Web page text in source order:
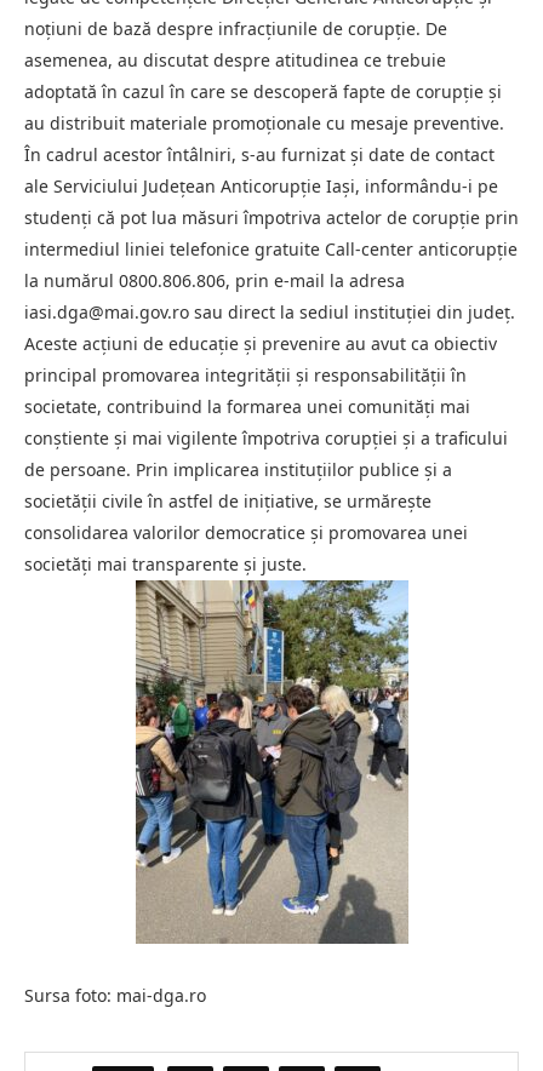
noțiuni de bază despre infracțiunile de corupție. De
asemenea, au discutat despre atitudinea ce trebuie
adoptată în cazul în care se descoperă fapte de corupție și
au distribuit materiale promoționale cu mesaje preventive.
În cadrul acestor întâlniri, s-au furnizat și date de contact
ale Serviciului Județean Anticorupție Iași, informându-i pe
studenți că pot lua măsuri împotriva actelor de corupție prin
intermediul liniei telefonice gratuite Call-center anticorupție
la numărul 0800.806.806, prin e-mail la adresa
iasi.dga@mai.gov.ro sau direct la sediul instituției din județ.
Aceste acțiuni de educație și prevenire au avut ca obiectiv
principal promovarea integrității și responsabilității în
societate, contribuind la formarea unei comunități mai
conștiente și mai vigilente împotriva corupției și a traficului
de persoane. Prin implicarea instituțiilor publice și a
societății civile în astfel de inițiative, se urmărește
consolidarea valorilor democratice și promovarea unei
societăți mai transparente și juste.
Sursa foto: mai-dga.ro